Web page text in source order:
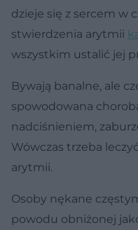
dzieje się z sercem w
stwierdzenia arytmii
wszystkim ustalić jej
Bywają banalne, ale
spowodowana
nadciśnieniem,
Wówczas trzeba
arytmii.
Osoby nękane
powodu obniżonej